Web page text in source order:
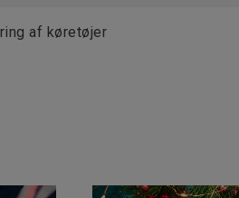
af køretøjer